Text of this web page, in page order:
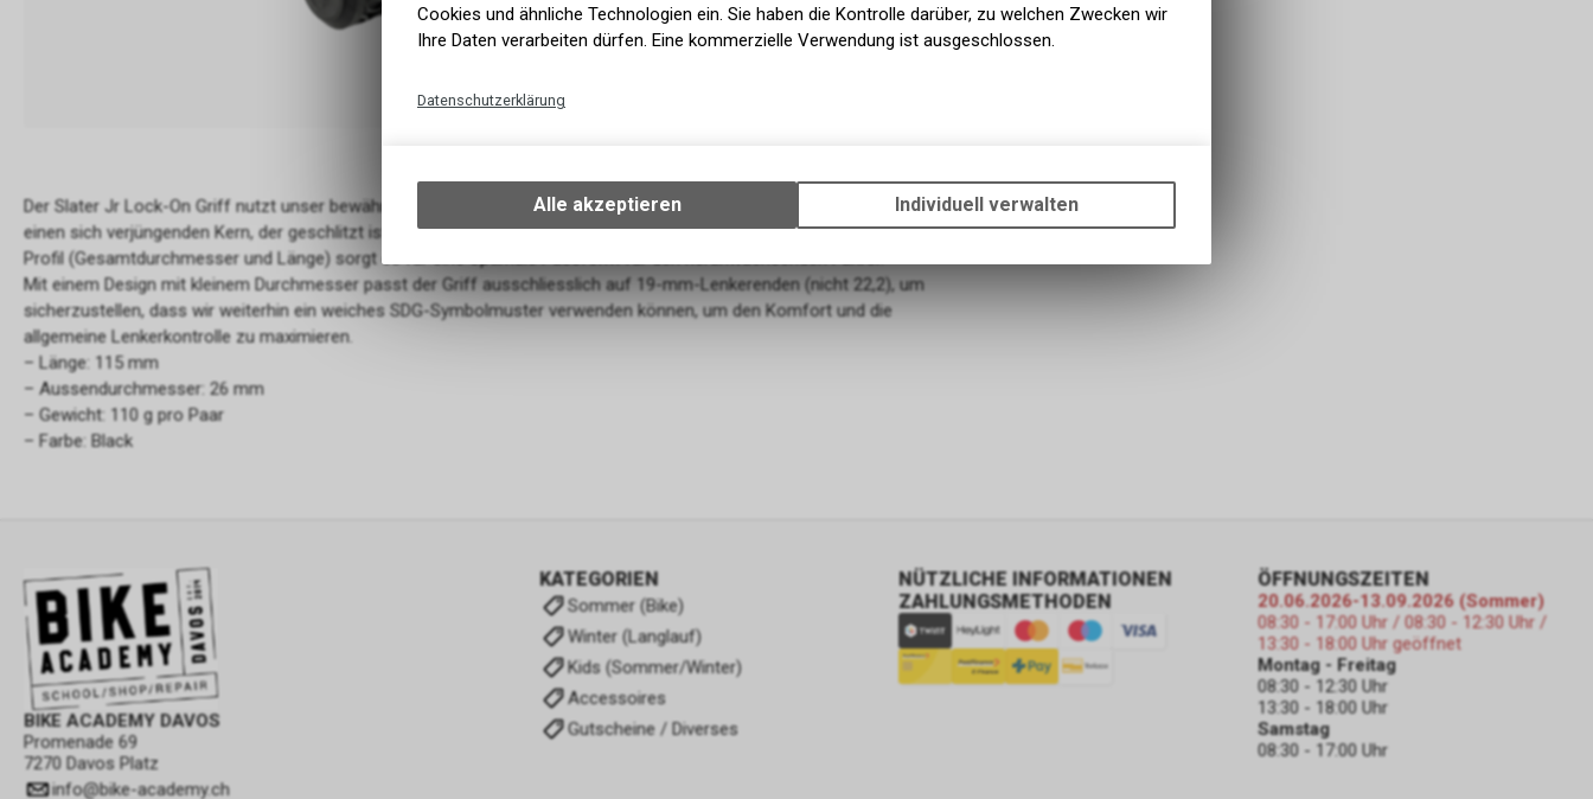
Der Slater Jr Lock-On Griff nutzt unser bewährtes integriertes 1-teiliges Klemm- und Kerndesign und verfügt über
einen sich verjüngenden Kern, der geschlitzt ist, um den Griff am Lenker zu befestigen. Mit einem abgespeckten
Profil (Gesamtdurchmesser und Länge) sorgt es für eine optimale Passform für den heranwachsenden Fahrer.
Mit einem Design mit kleinem Durchmesser passt der Griff ausschliesslich auf 19-mm-Lenkerenden (nicht 22,2), um
sicherzustellen, dass wir weiterhin ein weiches SDG-Symbolmuster verwenden können, um den Komfort und die
allgemeine Lenkerkontrolle zu maximieren.
– Länge: 115 mm
– Aussendurchmesser: 26 mm
– Gewicht: 110 g pro Paar
– Farbe: Black
BIKE ACADEMY DAVOS
Promenade 69
7270 Davos Platz
info@bike-academy.ch
KATEGORIEN
Sommer (Bike)
Winter (Langlauf)
Kids (Sommer/Winter)
Accessoires
Gutscheine / Diverses
NÜTZLICHE INFORMATIONEN
ZAHLUNGSMETHODEN
ÖFFNUNGSZEITEN
20.06.2026-13.09.2026 (Sommer)
08:30 - 17:00 Uhr / 08:30 - 12:30 Uhr /
13:30 - 18:00 Uhr geöffnet
Montag - Freitag
08:30 - 12:30 Uhr
13:30 - 18:00 Uhr
Samstag
08:30 - 17:00 Uhr
Cookies und ähnliche Technologien ein. Sie haben die Kontrolle darüber, zu welchen Zwecken wir
Ihre Daten verarbeiten dürfen. Eine kommerzielle Verwendung ist ausgeschlossen.
Datenschutzerklärung
Ihrem Gerät, um die grundlegenden Funktionen unseres Online-Angebots, wie die
Verwendung des Warenkorbs, zu ermöglichen. Bitte beachten Sie, dass die
zulassen.
Alle akzeptieren Individuell verwalten